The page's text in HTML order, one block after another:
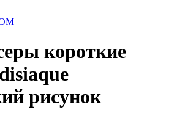
короткие
рисунок